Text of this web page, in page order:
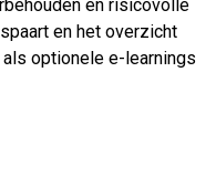
en risicovolle
en het overzicht
optionele e-learnings